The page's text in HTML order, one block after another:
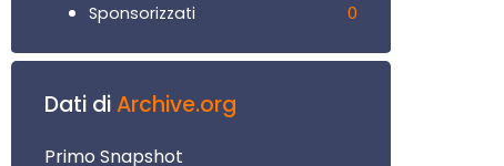
Sponsorizzati
0
Dati diArchive.org
Primo Snapshot